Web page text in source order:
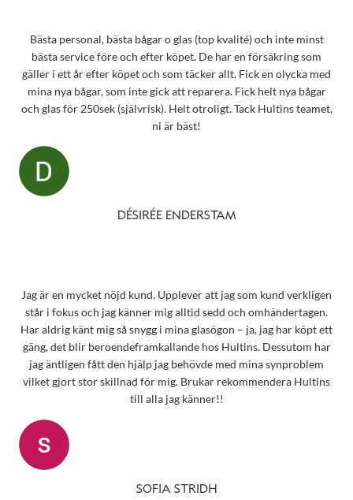
Bästa personal, bästa bågar o glas (top kvalité) och inte minst
bästa service före och efter köpet. De har en försäkring som
gäller i ett år efter köpet och som täcker allt. Fick en olycka med
mina nya bågar, som inte gick att reparera. Fick helt nya bågar
och glas för 250sek (självrisk). Helt otroligt. Tack Hultins teamet,
ni är bäst!
DÉSIRÉE ENDERSTAM
Jag är en mycket nöjd kund. Upplever att jag som kund verkligen
står i fokus och jag känner mig alltid sedd och omhändertagen.
Har aldrig känt mig så snygg i mina glasögon – ja, jag har köpt ett
gäng, det blir beroendeframkallande hos Hultins. Dessutom har
jag äntligen fått den hjälp jag behövde med mina synproblem
vilket gjort stor skillnad för mig. Brukar rekommendera Hultins
till alla jag känner!!
SOFIA STRIDH